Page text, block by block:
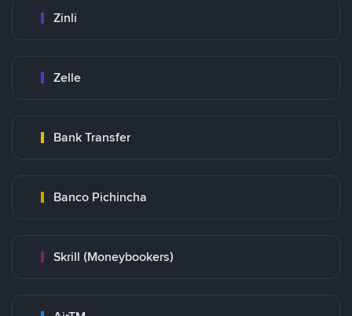
Zinli
Zelle
Bank Transfer
Banco Pichincha
Skrill (Moneybookers)